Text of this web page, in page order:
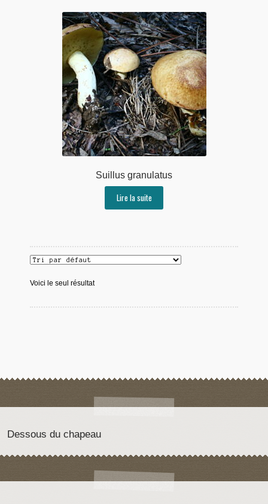
Suillus granulatus
Lire la suite
Voici le seul résultat
Dessous du chapeau